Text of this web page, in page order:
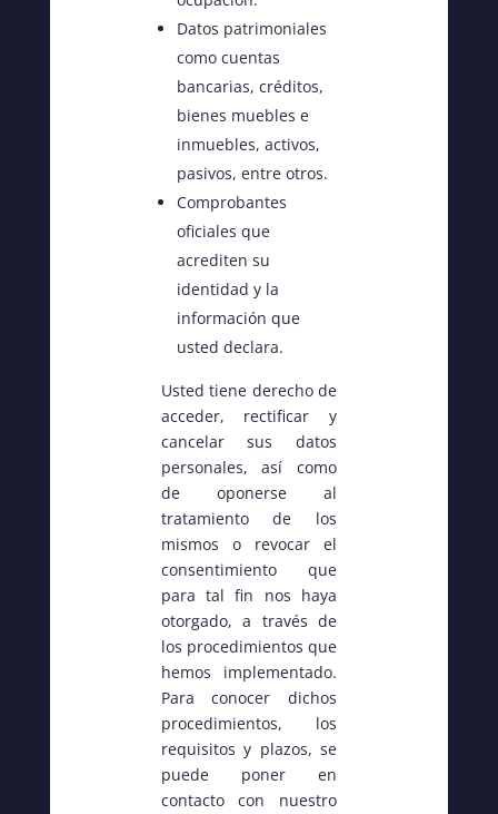
Datos patrimoniales
como cuentas
bancarias, créditos,
bienes muebles e
inmuebles, activos,
pasivos, entre otros.
Comprobantes
oficiales que
acrediten su
identidad y la
información que
usted declara.
Usted tiene derecho de
acceder, rectificar y
cancelar sus datos
personales, así como
de oponerse al
tratamiento de los
mismos o revocar el
consentimiento que
para tal fin nos haya
otorgado, a través de
los procedimientos que
hemos implementado.
Para conocer dichos
procedimientos, los
requisitos y plazos, se
puede poner en
contacto con nuestro